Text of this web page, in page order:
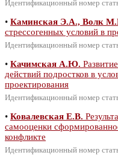
Идентификационный номер
• Каминская Э.А., Волк
стрессогенных условий в
Идентификационный номер
• Качимская А.Ю.
действий подростков в
проектирования
Идентификационный номер
• Ковалевская Е.В.
самооценки
конфликте
Идентификационный номер